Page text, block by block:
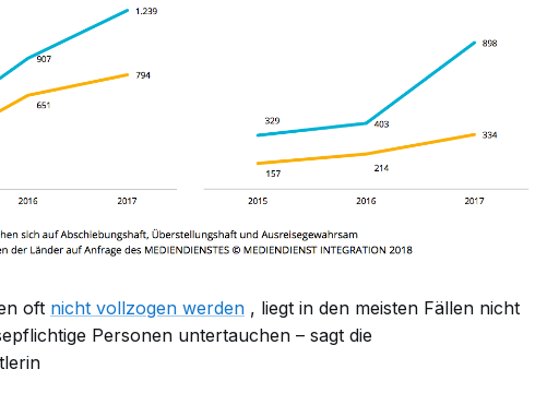
oft nicht vollzogen werden , liegt in den meisten Fällen nicht
Personen untertauchen – sagt die